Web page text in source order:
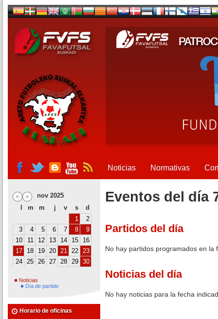
Noticias Normativas
nov 2025
m m j v s
d
1
2
3
4 5 6 7 8
9
10
11 12 13 14 15
16
17
18 19 20 21 22 23
24 25 26 27 28 29 30
Noticias
Día de partido
Horario de oficinas
Eventos del día
Partidos del día
No hay partidos programados en la
Noticias del día
No hay noticias para la fecha